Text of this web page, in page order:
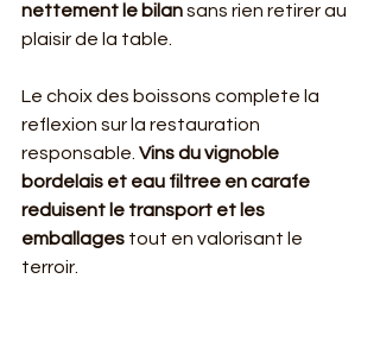
nettement le bilan sans rien retirer au
plaisir de la table.
Le choix des boissons complete la
reflexion sur la restauration
responsable. Vins du vignoble
bordelais et eau filtree en carafe
reduisent le transport et les
emballages tout en valorisant le
terroir.